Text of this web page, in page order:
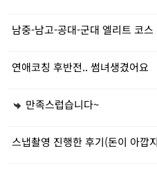
남중-남고-공대-군대 엘리트 코스
연애코칭 후반전.. 썸녀생겼어요
만족스럽습니다~
스냅촬영 진행한 후기(돈이 아깝